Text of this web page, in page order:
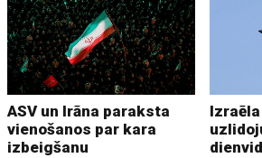
ASV un Irāna paraksta
vienošanos par kara
izbeigšanu